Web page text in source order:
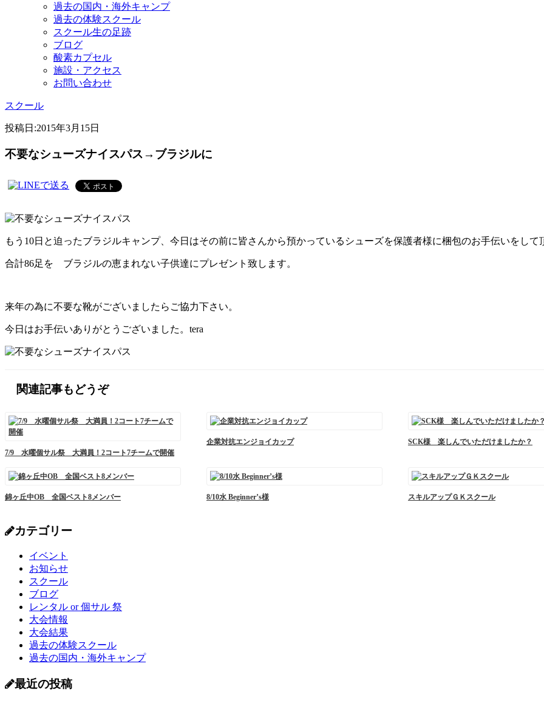
過去の国内・海外キャンプ
過去の体験スクール
スクール生の足跡
ブログ
酸素カプセル
施設・アクセス
お問い合わせ
スクール
投稿日:2015年3月15日
不要なシューズナイスパス→ブラジルに
もう10日と迫ったブラジルキャンプ、今日はその前に皆さんから預かっているシューズを保護者様に梱包のお手伝いをして
合計86足を ブラジルの恵まれない子供達にプレゼント致します。
来年の為に不要な靴がございましたらご協力下さい。
今日はお手伝いありがとうございました。tera
関連記事もどうぞ
7/9 水曜個サル祭 大満員！2コート7チームで開催
企業対抗エンジョイカップ SCK様 楽しんでいただけましたか？
錦ヶ丘中OB 全国ベスト8メンバー 8/10水 Beginner’s様 スキルアップＧＫスクール
カテゴリー
イベント
お知らせ
スクール
ブログ
レンタル or 個サル 祭
大会情報
大会結果
過去の体験スクール
過去の国内・海外キャンプ
最近の投稿